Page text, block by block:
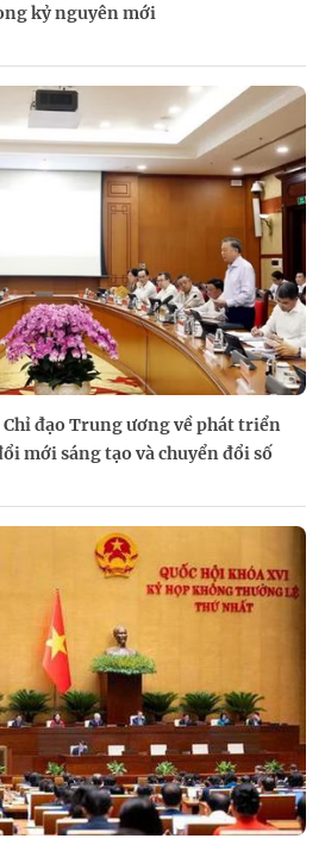
kỷ nguyên mới
đạo Trung ương về phát triển
mới sáng tạo và chuyển đổi số